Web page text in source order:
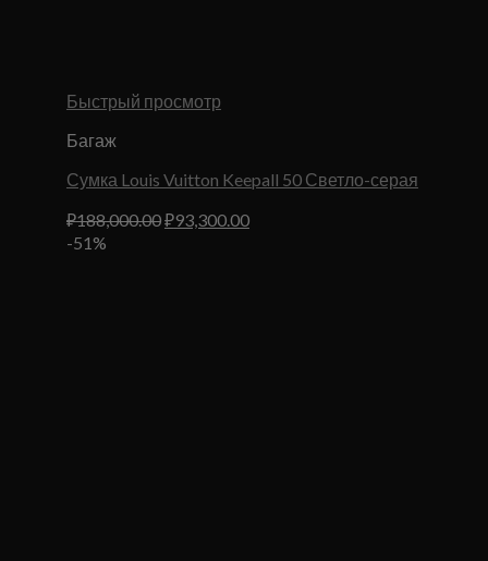
Быстрый просмотр
Багаж
Сумка Louis Vuitton Keepall 50 Светло-серая
₽188,000.00Первоначальная
₽93,300.00Текущая
-51%